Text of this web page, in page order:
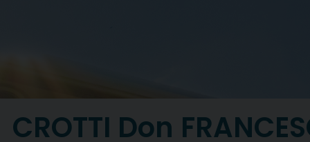
CROTTI Don